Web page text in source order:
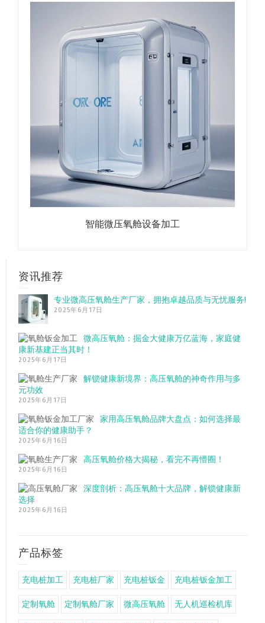
智能微压氧舱设备加工
资讯推荐
专业微高压氧舱生产厂家，拥抱卓越品质与无忧服务!
2025年6月17日
微高压氧舱：掘金大健康万亿蓝海，家庭健
康新基建正当其时！
2025年6月17日
解锁健康新境界：高压氧舱的神奇作用与多
元功效
2025年6月17日
家用高压氧舱品牌大盘点：如何选择最
适合你的健康助手？
2025年6月16日
高压氧舱价格大揭秘，看完不再懵圈！
2025年6月16日
深度剖析：高压氧舱十大品牌，解锁健康新
选择
2025年6月16日
产品标签
充电桩加工 充电桩厂家 充电桩钣金 充电桩钣金加工
定制氧舱 定制氧舱厂家 微高压氧舱 无人机巡检机库